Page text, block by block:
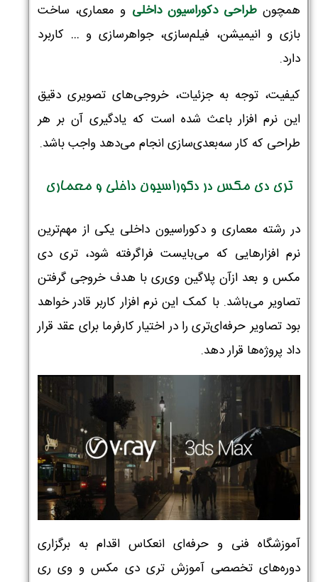
همچونطراحی دکوراسیون داخلی و معماری، ساخت
بازی و انیمیشن، فیلم‌سازی، جواهرسازی و … کاربرد
دارد.
کیفیت، توجه به جزئیات، خروجی‌های تصویری دقیق
این نرم افزار باعث شده است که یادگیری آن بر هر
طراحی که کار سه‌بعدی‌سازی انجام می‌دهد واجب باشد.
تری دی مکس در دکوراسیون داخلی و معماری
در رشته معماری و دکوراسیون داخلی یکی از مهم‌ترین
نرم افزارهایی که می‌بایست فراگرفته شود، تری دی
مکس و بعد ازآن پلاگین وی‌ری با هدف خروجی گرفتن
تصاویر می‌باشد. با کمک این نرم افزار کاربر قادر خواهد
بود تصاویر حرفه‌ای‌تری را در اختیار کارفرما برای عقد قرار
داد پروژه‌ها قرار دهد.
آموزشگاه فنی و حرفه‌ای انعکاس اقدام به برگزاری
دوره‌های تخصصی آموزش تری دی مکس و وی ری